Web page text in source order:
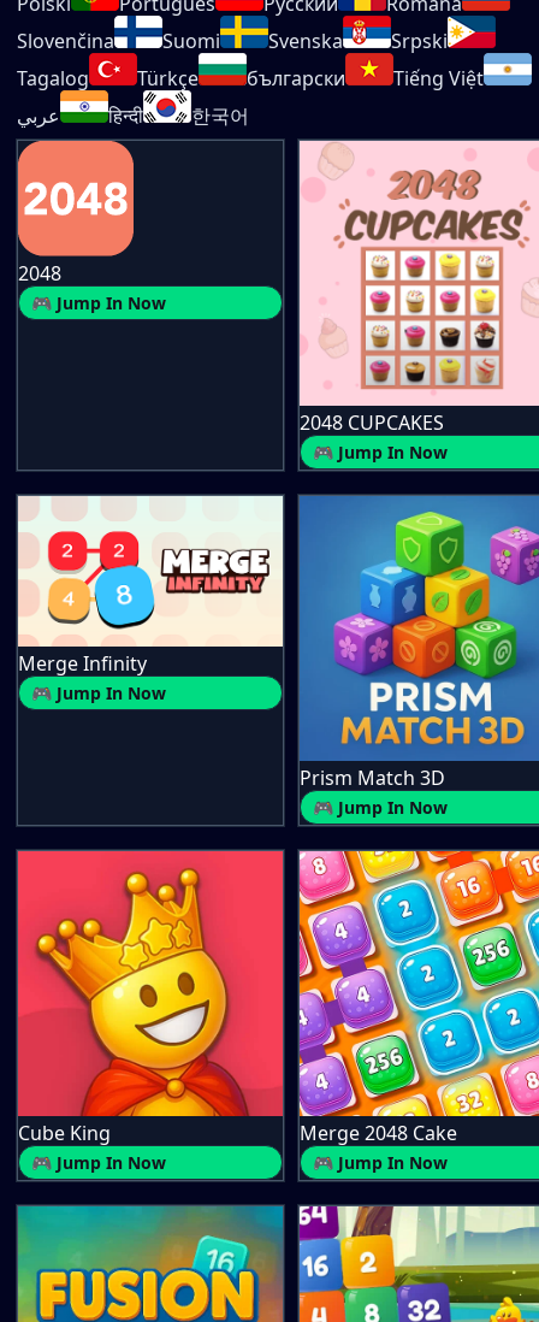
Slovenčina
Suomi Svenska
Srpski
Tagalog
Türkçe български
Tiếng Việt
عربي
हिन्दी 한국어
2048
🎮 Jump In Now
2048 CUPCAKES
🎮 Jump In Now
Merge Infinity
🎮 Jump In Now
Prism Match 3D
🎮 Jump In Now
Cube King
🎮 Jump In Now
Merge 2048 Cake
🎮 Jump In Now